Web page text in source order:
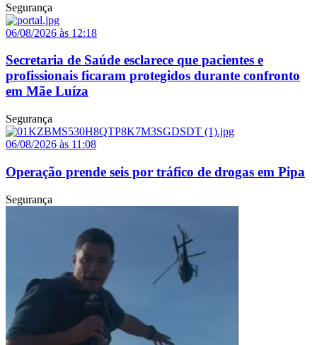
Segurança
06/08/2026 às 12:18
Secretaria de Saúde esclarece que pacientes e
profissionais ficaram protegidos durante confronto
em Mãe Luíza
Segurança
06/08/2026 às 11:08
Operação prende seis por tráfico de drogas em Pipa
Segurança